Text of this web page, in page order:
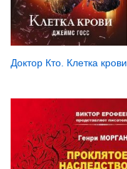
Доктор Кто. Клетка крови